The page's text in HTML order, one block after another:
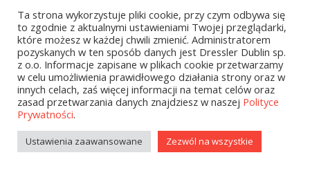
Literatura obyczajowa
Literatura popularnonaukowa
Militaria
Nauki humanistyczne
Nauki ścisłe
Poradniki
Ta strona wykorzystuje pliki cookie, przy czym odbywa się
to zgodnie z aktualnymi ustawieniami Twojej przeglądarki,
które możesz w każdej chwili zmienić. Administratorem
pozyskanych w ten sposób danych jest Dressler Dublin sp.
z o.o. Informacje zapisane w plikach cookie przetwarzamy
w celu umożliwienia prawidłowego działania strony oraz w
innych celach, zaś więcej informacji na temat celów oraz
zasad przetwarzania danych znajdziesz w naszej Polityce
Prywatności.
Ustawienia zaawansowane Zezwól na wszystkie